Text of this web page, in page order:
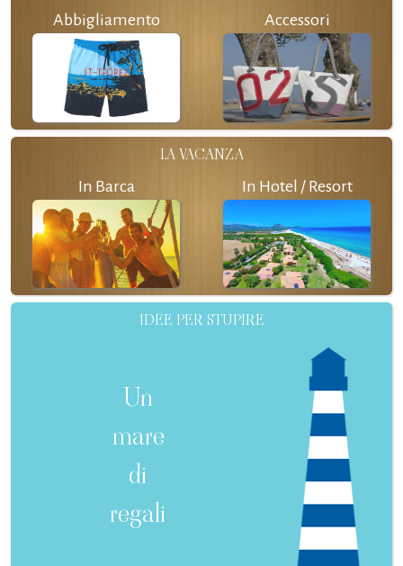
Abbigliamento Accessori
LA VACANZA
In Barca In Hotel / Resort
IDEE PER STUPIRE
Un
mare
di
regali